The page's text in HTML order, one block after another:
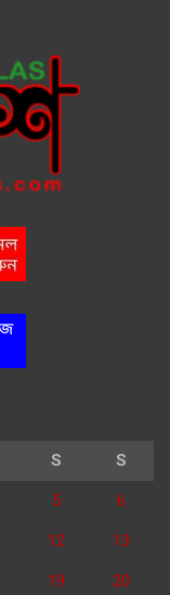
S S
5 6
12 13
19 20